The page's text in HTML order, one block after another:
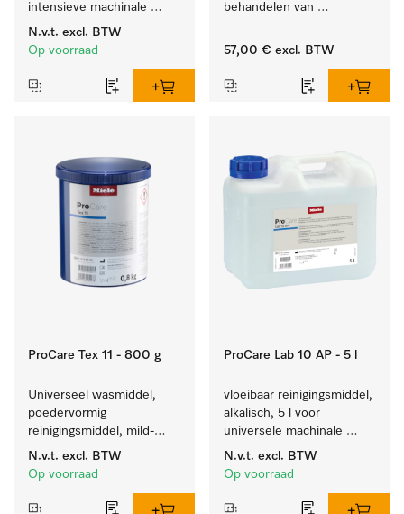
intensieve machinale
reiniging van
laboratoriumglaswerk en -
N.v.t. excl. BTW
Op voorraad
behandelen van
transmissie-instrumenten.
57,00 € excl. BTW
ProCare Tex 11 - 800 g
Universeel wasmiddel,
poedervormig
reinigingsmiddel, mild-
alkalisch, 800 kg voor het
reinigen van wit wasgoed
N.v.t. excl. BTW
Op voorraad
ProCare Lab 10 AP - 5 l
vloeibaar reinigingsmiddel,
alkalisch, 5 l voor
universele machinale
reiniging van
laboratoriumglaswerk en -
N.v.t. excl. BTW
Op voorraad